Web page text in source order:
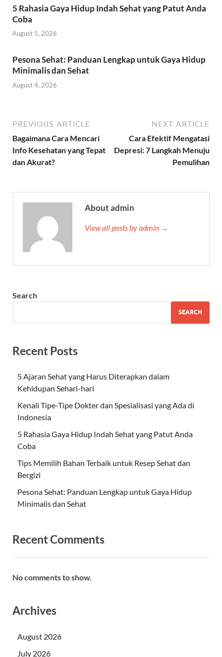
5 Rahasia Gaya Hidup Indah Sehat yang Patut Anda
Coba
August 5, 2026
Pesona Sehat: Panduan Lengkap untuk Gaya Hidup
Minimalis dan Sehat
August 4, 2026
PREVIOUS ARTICLE
Bagaimana Cara Mencari
Info Kesehatan yang Tepat
dan Akurat?
NEXT ARTICLE
Cara Efektif Mengatasi
Depresi: 7 Langkah Menuju
Pemulihan
About admin
View all posts by admin →
Search
SEARCH
Recent Posts
5 Ajaran Sehat yang Harus Diterapkan dalam
Kehidupan Sehari-hari
Kenali Tipe-Tipe Dokter dan Spesialisasi yang Ada di
Indonesia
5 Rahasia Gaya Hidup Indah Sehat yang Patut Anda
Coba
Tips Memilih Bahan Terbaik untuk Resep Sehat dan
Bergizi
Pesona Sehat: Panduan Lengkap untuk Gaya Hidup
Minimalis dan Sehat
Recent Comments
No comments to show.
Archives
August 2026
July 2026